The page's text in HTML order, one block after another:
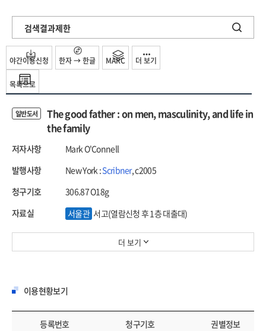
검색결과제한
목록으로
야간이용신청 한자 → 한글 MARC 더 보기
일반도서
The good father : on men, masculinity, and life in
the family
저자사항
Mark O'Connell
발행사항
New York :Scribner, c2005
청구기호
306.87 O18g
자료실
서울관 서고(열람신청 후 1층 대출대)
더 보기
이용현황보기
등록번호 청구기호 권별정보